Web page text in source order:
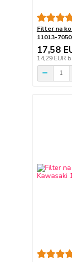
Filter na
11013-
17,58
14,29 EUR